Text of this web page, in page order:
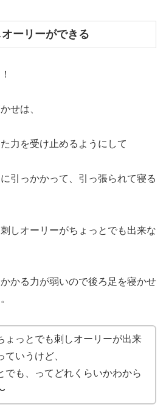
ーリーができる
せは、
力を受け止めるようにして
引っかかって、引っ張られて寝る
しオーリーがちょっとでも出来な
かる力が弱いので後ろ足を寝かせ
ょっとでも刺しオーリーが出来
ていうけど、
でも、ってどれくらいかわから